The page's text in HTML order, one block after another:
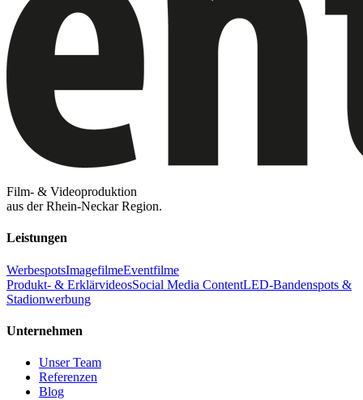
Film- & Videoproduktion
aus der Rhein-Neckar Region.
Leistungen
WerbespotsImagefilmeEventfilme
Produkt- & ErklärvideosSocial Media ContentLED-Bandenspots &
Stadionwerbung
Unternehmen
Unser Team
Referenzen
Blog